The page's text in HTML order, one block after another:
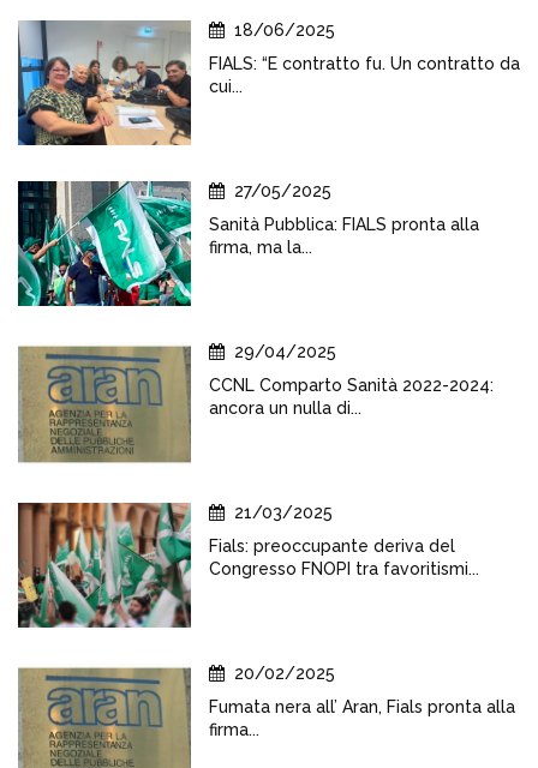
18/06/2025
FIALS: “E contratto fu. Un contratto da
cui...
27/05/2025
Sanità Pubblica: FIALS pronta alla
firma, ma la...
29/04/2025
CCNL Comparto Sanità 2022-2024:
ancora un nulla di...
21/03/2025
Fials: preoccupante deriva del
Congresso FNOPI tra favoritismi...
20/02/2025
Fumata nera all’ Aran, Fials pronta alla
firma...